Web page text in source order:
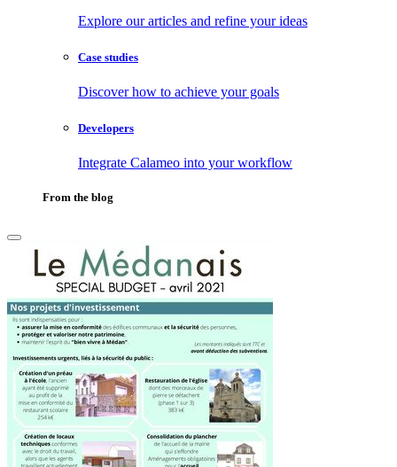
Explore our articles and refine your ideas
Case studies
Discover how to achieve your goals
Developers
Integrate Calameo into your workflow
From the blog